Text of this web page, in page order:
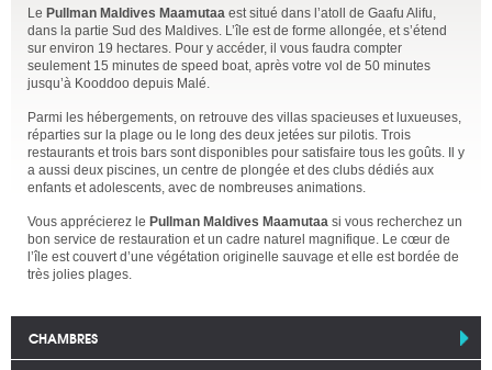
Le Pullman Maldives Maamutaa est situé dans l’atoll de Gaafu Alifu,
dans la partie Sud des Maldives. L’île est de forme allongée, et s’étend
sur environ 19 hectares. Pour y accéder, il vous faudra compter
seulement 15 minutes de speed boat, après votre vol de 50 minutes
jusqu’à Kooddoo depuis Malé.
Parmi les hébergements, on retrouve des villas spacieuses et luxueuses,
réparties sur la plage ou le long des deux jetées sur pilotis. Trois
restaurants et trois bars sont disponibles pour satisfaire tous les goûts. Il y
a aussi deux piscines, un centre de plongée et des clubs dédiés aux
enfants et adolescents, avec de nombreuses animations.
Vous apprécierez le Pullman Maldives Maamutaa si vous recherchez un
bon service de restauration et un cadre naturel magnifique. Le cœur de
l’île est couvert d’une végétation originelle sauvage et elle est bordée de
très jolies plages.
CHAMBRES